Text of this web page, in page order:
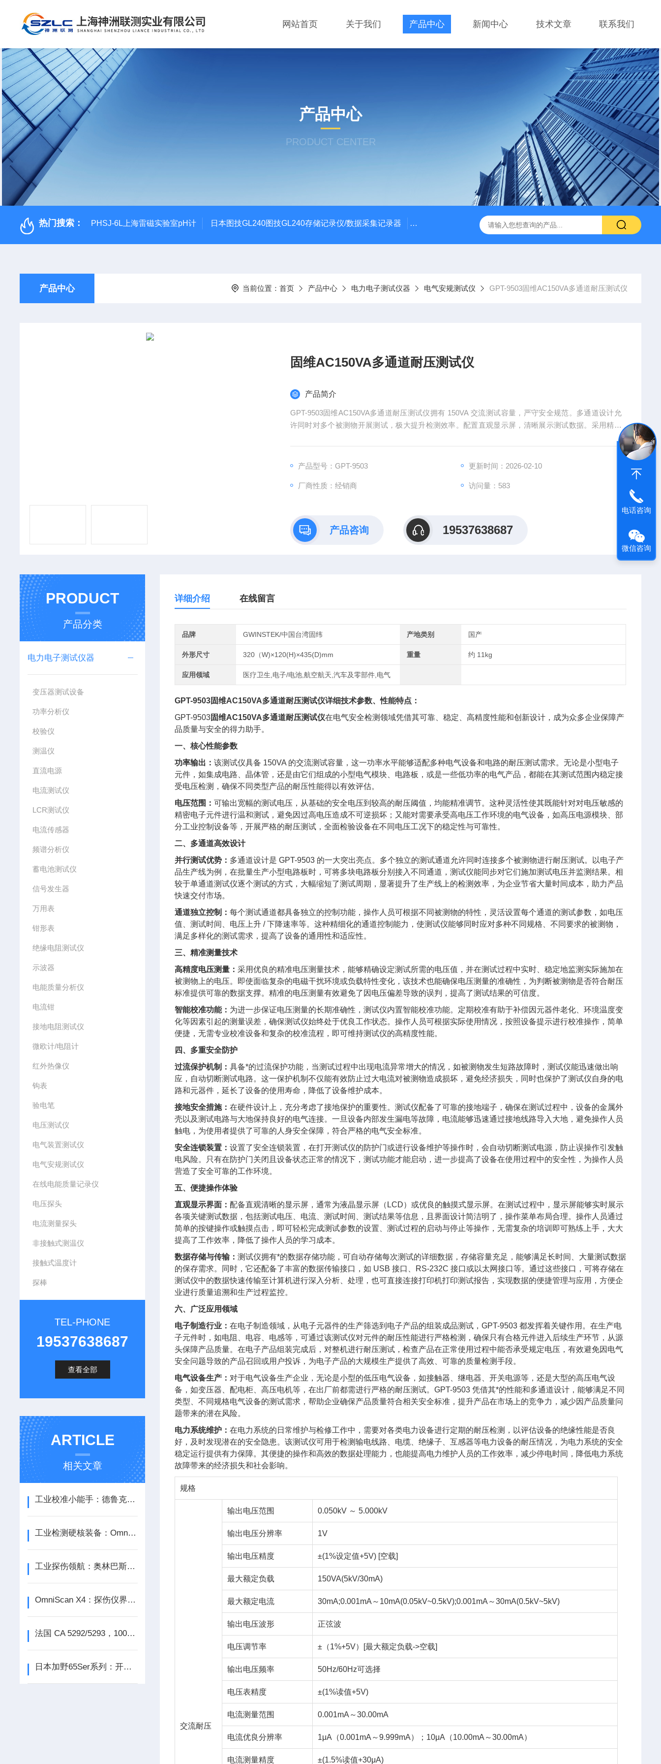
网站首页 关于我们 产品中心 新闻中心 技术文章 联系我们
产品中心
PRODUCT CENTER
热门搜索： PHSJ-6L上海雷磁实验室pH计 日本图技GL240图技GL240存储记录仪/数据采集记录器 GL840-M/GL840WV图技GL840存储记录仪/数据采集仪 GL980记
产品中心 当前位置： 首页 产品中心 电力电子测试仪器 电气安规测试仪 GPT-9503固维AC150VA多通道耐压测试仪
固维AC150VA多通道耐压测试仪
产品简介
GPT-9503固维AC150VA多通道耐压测试仪拥有 150VA 交流测试容量，严守安全规范。多通道设计允
许同时对多个被测物开展测试，极大提升检测效率。配置直观显示屏，清晰展示测试数据。采用精准
电压测量技术，能精准设定与监测电压。具备过流保护等多重安全功能，保障测试安全。接口丰富，
产品型号：GPT-9503
更新时间：2026-02-10
厂商性质：经销商 访问量：583
产品咨询 19537638687
PRODUCT
产品分类
电力电子测试仪器
变压器测试设备
功率分析仪
校验仪
测温仪
直流电源
电流测试仪
LCR测试仪
电流传感器
频谱分析仪
蓄电池测试仪
信号发生器
万用表
钳形表
绝缘电阻测试仪
示波器
电能质量分析仪
电流钳
接地电阻测试仪
微欧计/电阻计
红外热像仪
钩表
验电笔
电压测试仪
电气装置测试仪
电气安规测试仪
在线电能质量记录仪
电压探头
电流测量探头
非接触式测温仪
接触式温度计
探棒
TEL-PHONE
19537638687
查看全部
ARTICLE
相关文章
工业校准小能手：德鲁克UPS4E回路校验仪揭秘
工业检测硬核装备：OmniScan X3 64相控阵探伤仪从技术突破到行业应用新范式
工业探伤领航：奥林巴斯OmniScan X3如何重新定义缺陷检测
OmniScan X4：探伤仪界的“六边形战士”
法国 CA 5292/5293，1000V 200kHz TRMS 精准至微，彩色图形尽显数据真相
日本加野65Ser系列：开启环境监测新时代，探索环境测试的无限可能
详细介绍 在线留言
品牌 GWINSTEK/中国台湾固纬 产地类别 国产
外形尺寸 320（W)×120(H)×435(D)mm 重量 约 11kg
应用领域 医疗卫生,电子/电池,航空航天,汽车及零部件,电气
GPT-9503固维AC150VA多通道耐压测试仪详细技术参数、性能特点：
GPT-9503固维AC150VA多通道耐压测试仪在电气安全检测领域凭借其可靠、稳定、高精度性能和创新设计，成为众多企业保障产
品质量与安全的得力助手。
一、核心性能参数
功率输出：该测试仪具备 150VA 的交流测试容量，这一功率水平能够适配多种电气设备和电路的耐压测试需求。无论是小型电子
元件，如集成电路、晶体管，还是由它们组成的小型电气模块、电路板，或是一些低功率的电气产品，都能在其测试范围内稳定接
受电压检测，确保不同类型产品的耐压性能得以有效评估。
电压范围：可输出宽幅的测试电压，从基础的安全电压到较高的耐压阈值，均能精准调节。这种灵活性使其既能针对对电压敏感的
精密电子元件进行温和测试，避免因过高电压造成不可逆损坏；又能对需要承受高电压工作环境的电气设备，如高压电源模块、部
分工业控制设备等，开展严格的耐压测试，全面检验设备在不同电压工况下的稳定性与可靠性。
二、多通道高效设计
并行测试优势： 多通道设计是 GPT-9503 的一大突出亮点。多个独立的测试通道允许同时连接多个被测物进行耐压测试。以电子产
品生产线为例，在批量生产小型电路板时，可将多块电路板分别接入不同通道，测试仪能同步对它们施加测试电压并监测结果。相
较于单通道测试仪逐个测试的方式，大幅缩短了测试周期，显著提升了生产线上的检测效率，为企业节省大量时间成本，助力产品
快速交付市场。
通道独立控制：每个测试通道都具备独立的控制功能，操作人员可根据不同被测物的特性，灵活设置每个通道的测试参数，如电压
值、测试时间、电压上升 / 下降速率等。这种精细化的通道控制能力，使测试仪能够同时应对多种不同规格、不同要求的被测物，
满足多样化的测试需求，提高了设备的通用性和适应性。
三、精准测量技术
高精度电压测量：采用优良的精准电压测量技术，能够精确设定测试所需的电压值，并在测试过程中实时、稳定地监测实际施加在
被测物上的电压。即使面临复杂的电磁干扰环境或负载特性变化，该技术也能确保电压测量的准确性，为判断被测物是否符合耐压
标准提供可靠的数据支撑。精准的电压测量有效避免了因电压偏差导致的误判，提高了测试结果的可信度。
智能校准功能： 为进一步保证电压测量的长期准确性，测试仪内置智能校准功能。定期校准有助于补偿因元器件老化、环境温度变
化等因素引起的测量误差，确保测试仪始终处于优良工作状态。操作人员可根据实际使用情况，按照设备提示进行校准操作，简单
便捷，无需专业校准设备和复杂的校准流程，即可维持测试仪的高精度性能。
四、多重安全防护
过流保护机制：具备*的过流保护功能，当测试过程中出现电流异常增大的情况，如被测物发生短路故障时，测试仪能迅速做出响
应，自动切断测试电路。这一保护机制不仅能有效防止过大电流对被测物造成损坏，避免经济损失，同时也保护了测试仪自身的电
路和元器件，延长了设备的使用寿命，降低了设备维护成本。
接地安全措施：在硬件设计上，充分考虑了接地保护的重要性。测试仪配备了可靠的接地端子，确保在测试过程中，设备的金属外
壳以及测试电路与大地保持良好的电气连接。一旦设备内部发生漏电等故障，电流能够迅速通过接地线路导入大地，避免操作人员
触电，为使用者提供了可靠的人身安全保障，符合严格的电气安全标准。
安全连锁装置：设置了安全连锁装置，在打开测试仪的防护门或进行设备维护等操作时，会自动切断测试电源，防止误操作引发触
电风险。只有在防护门关闭且设备状态正常的情况下，测试功能才能启动，进一步提高了设备在使用过程中的安全性，为操作人员
营造了安全可靠的工作环境。
五、便捷操作体验
直观显示界面： 配备直观清晰的显示屏，通常为液晶显示屏（LCD）或优良的触摸式显示屏。在测试过程中，显示屏能够实时展示
各项关键测试数据，包括测试电压、电流、测试时间、测试结果等信息，且界面设计简洁明了，操作菜单布局合理。操作人员通过
简单的按键操作或触摸点击，即可轻松完成测试参数的设置、测试过程的启动与停止等操作，无需复杂的培训即可熟练上手，大大
提高了工作效率，降低了操作人员的学习成本。
数据存储与传输：测试仪拥有*的数据存储功能，可自动存储每次测试的详细数据，存储容量充足，能够满足长时间、大量测试数据
的保存需求。同时，它还配备了丰富的数据传输接口，如 USB 接口、RS-232C 接口或以太网接口等。通过这些接口，可将存储在
测试仪中的数据快速传输至计算机进行深入分析、处理，也可直接连接打印机打印测试报告，实现数据的便捷管理与应用，方便企
业进行质量追溯和生产过程监控。
六、广泛应用领域
电子制造行业：在电子制造领域，从电子元器件的生产筛选到电子产品的组装成品测试，GPT-9503 都发挥着关键作用。在生产电
子元件时，如电阻、电容、电感等，可通过该测试仪对元件的耐压性能进行严格检测，确保只有合格元件进入后续生产环节，从源
头保障产品质量。在电子产品组装完成后，对整机进行耐压测试，检查产品在正常使用过程中能否承受规定电压，有效避免因电气
安全问题导致的产品召回或用户投诉，为电子产品的大规模生产提供了高效、可靠的质量检测手段。
电气设备生产： 对于电气设备生产企业，无论是小型的低压电气设备，如接触器、继电器、开关电源等，还是大型的高压电气设
备，如变压器、配电柜、高压电机等，在出厂前都需进行严格的耐压测试。GPT-9503 凭借其*的性能和多通道设计，能够满足不同
类型、不同规格电气设备的测试需求，帮助企业确保产品质量符合相关安全标准，提升产品在市场上的竞争力，减少因产品质量问
题带来的潜在风险。
电力系统维护：在电力系统的日常维护与检修工作中，需要对各类电力设备进行定期的耐压检测，以评估设备的绝缘性能是否良
好，及时发现潜在的安全隐患。该测试仪可用于检测输电线路、电缆、绝缘子、互感器等电力设备的耐压情况，为电力系统的安全
稳定运行提供有力保障。其便捷的操作和高效的数据处理能力，也能提高电力维护人员的工作效率，减少停电时间，降低电力系统
故障带来的经济损失和社会影响。
规格
交流耐压
输出电压范围 0.050kV ～ 5.000kV
输出电压分辨率 1V
输出电压精度 ±(1%设定值+5V) [空载]
最大额定负载 150VA(5kV/30mA)
最大额定电流 30mA;0.001mA～10mA(0.05kV~0.5kV);0.001mA～30mA(0.5kV~5kV)
输出电压波形 正弦波
电压调节率 ±（1%+5V）[最大额定负载->空载]
输出电压频率 50Hz/60Hz可选择
电压表精度 ±(1%读值+5V)
电流测量范围 0.001mA～30.00mA
电流优良分辨率 1μA（0.001mA～9.999mA）；10μA（10.00mA～30.00mA）
电流测量精度 ±(1.5%读值+30μA)
电话咨询
微信咨询